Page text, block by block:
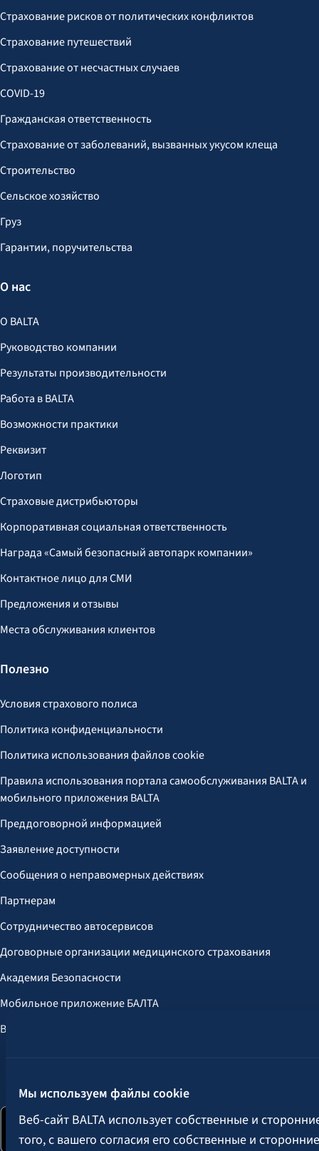
Мы используем файлы cookie
Веб-сайт BALTA использует собственные и
того, с вашего согласия его собственные и
Страхование рисков от политических конфликтов
Страхование путешествий
Страхование от несчастных случаев
COVID-19
Гражданская ответственность
Страхование от заболеваний, вызванных укусом клеща
Строительство
Сельское хозяйство
Груз
Гарантии, поручительства
О нас
О BALTA
Руководство компании
Результаты производительности
Работа в BALTA
Возможности практики
Реквизит
Логотип
Страховые дистрибьюторы
Корпоративная социальная ответственность
Награда «Самый безопасный автопарк компании»
Контактное лицо для СМИ
Предложения и отзывы
Места обслуживания клиентов
Полезно
Условия страхового полиса
Политика конфиденциальности
Политика использования файлов cookie
Правила использования портала самообслуживания BALTA и
мобильного приложения BALTA
Преддоговорной информацией
Заявление доступности
Сообщения о неправомерных действиях
Партнерам
Сотрудничество автосервисов
Договорные организации медицинского страхования
Академия Безопасности
Мобильное приложение БАЛТА
Выгоды для клиентов